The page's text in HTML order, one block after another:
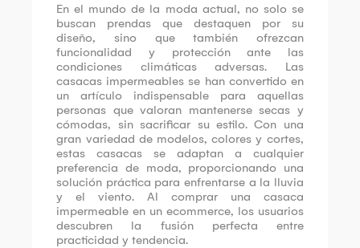
En el mundo de la moda actual, no solo se
buscan prendas que destaquen por su
diseño, sino que también ofrezcan
funcionalidad y protección ante las
condiciones climáticas adversas. Las
casacas impermeables se han convertido en
un artículo indispensable para aquellas
personas que valoran mantenerse secas y
cómodas, sin sacrificar su estilo. Con una
gran variedad de modelos, colores y cortes,
estas casacas se adaptan a cualquier
preferencia de moda, proporcionando una
solución práctica para enfrentarse a la lluvia
y el viento. Al comprar una casaca
impermeable en un ecommerce, los usuarios
descubren la fusión perfecta entre
practicidad y tendencia.